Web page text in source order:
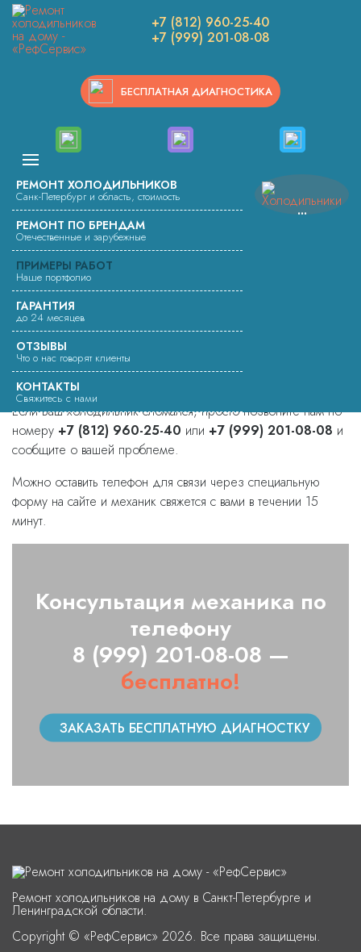
+7 (812) 960-25-40
+7 (999) 201-08-08
БЕСПЛАТНАЯ ДИАГНОСТИКА
РЕМОНТ ХОЛОДИЛЬНИКОВ
Санк-Петербург и область, стоимость
РЕМОНТ ПО БРЕНДАМ
Отечественные и зарубежные
ПРИМЕРЫ РАБОТ
Наше портфолио
ГАРАНТИЯ
до 24 месяцев
ОТЗЫВЫ
Что о нас говорят клиенты
КОНТАКТЫ
Свяжитесь с нами
Вы здесь:
Ремонт холодильников
Работы по ремонту холодильников
Установка конденсатора и заправка хладагентом холодильника
УСТАНОВКА КОНДЕНСАТОРА
И ЗАПРАВКА ХЛАДАГЕНТОМ
ХОЛОДИЛЬНИКА DAEWOO
FR-061A
Мастер нашего сервисного центра выполнил установку
конденсатора и заправку хладагентом холодильника
DAEWOO FR-061A.
Если Ваш холодильник сломался, просто позвоните нам по
номеру +7 (812) 960-25-40 или +7 (999) 201-08-08 и
сообщите о вашей проблеме.
Можно оставить телефон для связи через специальную
форму на сайте и механик свяжется с вами в течении 15
минут.
Консультация механика по
телефону
8 (999) 201-08-08 —
бесплатно!
ЗАКАЗАТЬ БЕСПЛАТНУЮ ДИАГНОСТКУ
Ремонт холодильников на дому в Санкт-Петербурге и
Ленинградской области.
Copyright © «РефСервис» 2026. Все права защищены.